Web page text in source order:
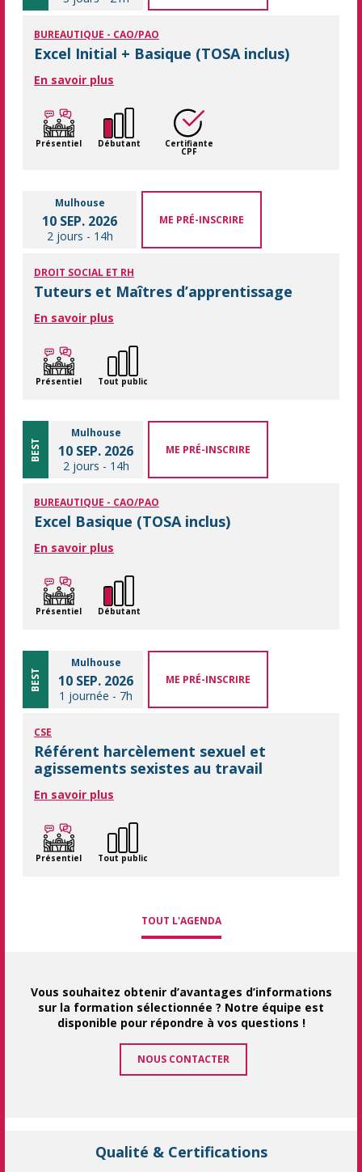
BUREAUTIQUE - CAO/PAO
Excel Initial + Basique (TOSA inclus)
En savoir plus
Présentiel Débutant Certifiante
CPF
Mulhouse
10 SEP. 2026
2 jours - 14h
ME PRÉ-INSCRIRE
DROIT SOCIAL ET RH
Tuteurs et Maîtres d’apprentissage
En savoir plus
Présentiel Tout public
BEST
Mulhouse
10 SEP. 2026
2 jours - 14h
ME PRÉ-INSCRIRE
BUREAUTIQUE - CAO/PAO
Excel Basique (TOSA inclus)
En savoir plus
Présentiel Débutant
BEST
Mulhouse
10 SEP. 2026
1 journée - 7h
ME PRÉ-INSCRIRE
CSE
Référent harcèlement sexuel et
agissements sexistes au travail
En savoir plus
Présentiel Tout public
TOUT L'AGENDA
Vous souhaitez obtenir d’avantages d’informations
sur la formation sélectionnée ? Notre équipe est
disponible pour répondre à vos questions !
NOUS CONTACTER
Qualité & Certifications